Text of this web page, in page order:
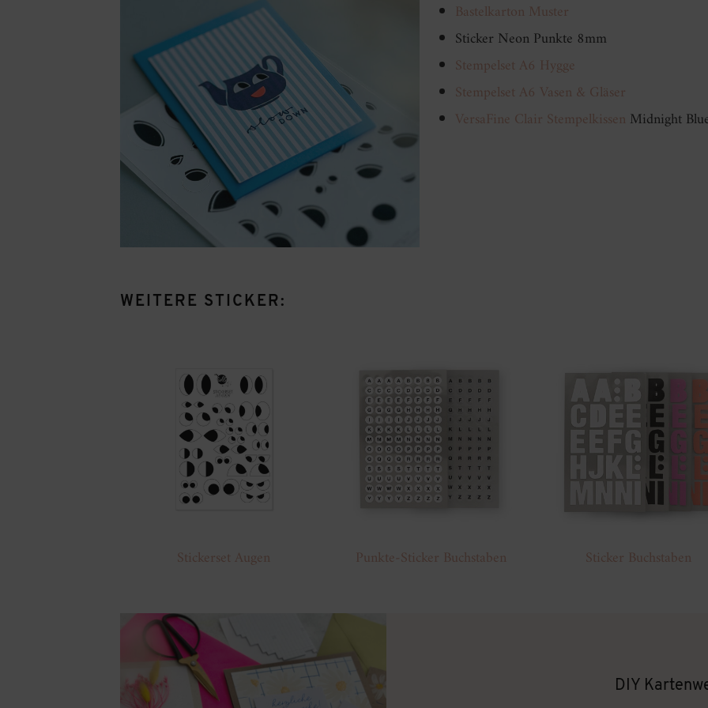
Bastelkarton Muster
Sticker Neon Punkte 8mm
Stempelset A6 Hygge
Stempelset A6 Vasen & Gläser
VersaFine Clair Stempelkissen Midnight
WEITERE STICKER:
Stickerset Augen Punkte-Sticker Buchstaben Sticker Buchstaben
DIY